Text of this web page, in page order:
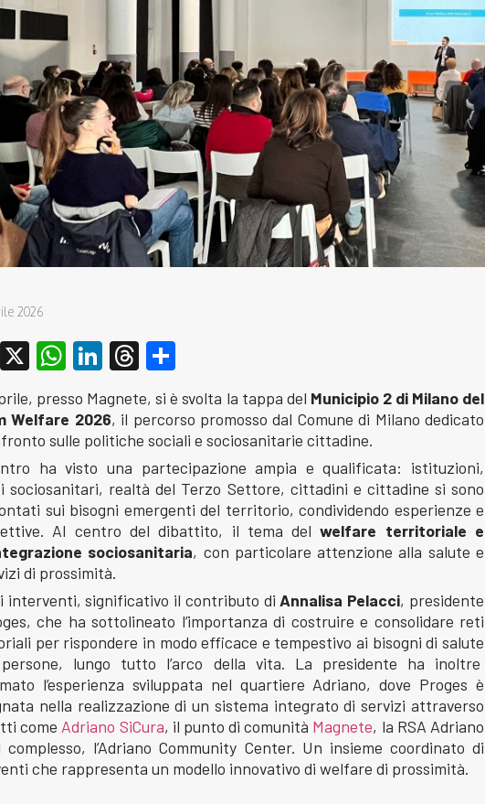
2026
Facebook
X WhatsApp
LinkedIn
Threads
presso Magnete, si è svolta la tappa del Municipio 2 di Milano del
Welfare 2026, il percorso promosso dal Comune di Milano dedicato
sulle politiche sociali e sociosanitarie cittadine.
ha visto una partecipazione ampia e qualificata: istituzioni,
sociosanitari, realtà del Terzo Settore, cittadini e cittadine si sono
sui bisogni emergenti del territorio, condividendo esperienze e
Al centro del dibattito, il tema delwelfare territoriale e
sociosanitaria, con particolare attenzione alla salute e
di prossimità.
interventi, significativo il contributo di Annalisa Pelacci, presidente
che ha sottolineato l’importanza di costruire e consolidare reti
per rispondere in modo efficace e tempestivo ai bisogni di salute
lungo tutto l’arco della vita. La presidente ha inoltre
l’esperienza sviluppata nel quartiere Adriano, dove Proges è
nella realizzazione di un sistema integrato di servizi attraverso
come Adriano SiCura, il punto di comunità Magnete, la RSA Adriano
l’Adriano Community Center. Un insieme coordinato di
che rappresenta un modello innovativo di welfare di prossimità.